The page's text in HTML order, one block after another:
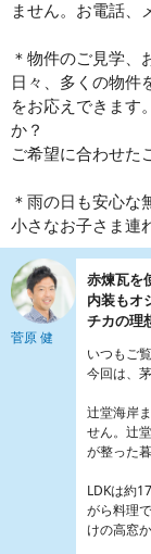
ません。お電話、
＊物件のご見学、
日々、多くの物件
をお応えできます
か？
ご希望に合わせた
＊雨の日も安心な
小さなお子さま連
菅原 健
赤煉瓦を
内装もオ
チカの理
いつもご
今回は、
辻堂海岸
せん。辻
が整った
LDKは約
がら料理
けの高窓